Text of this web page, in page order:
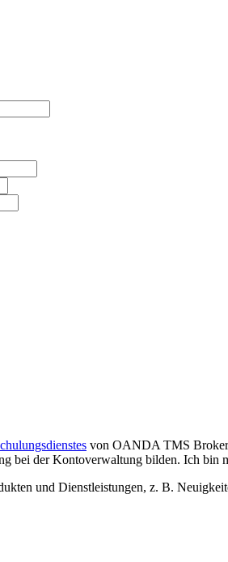
von OANDA TMS
der Kontoverwaltung bilden. Ich bin
und Dienstleistungen, z. B.